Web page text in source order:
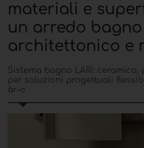
materiali e
un arredo bagno
architettonico e
Sistema bagno LARI: ceramica,
per soluzioni progettuali
àr-o